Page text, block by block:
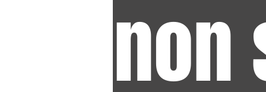
non